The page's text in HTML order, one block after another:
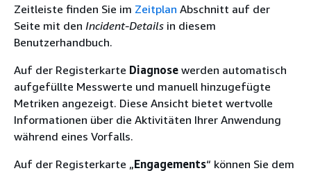
Zeitleiste finden Sie im Zeitplan Abschnitt auf der
Seite mit den Incident-Details in diesem
Benutzerhandbuch.
Auf der Registerkarte Diagnose werden automatisch
aufgefüllte Messwerte und manuell hinzugefügte
Metriken angezeigt. Diese Ansicht bietet wertvolle
Informationen über die Aktivitäten Ihrer Anwendung
während eines Vorfalls.
Auf der Registerkarte „Engagements“ können Sie dem